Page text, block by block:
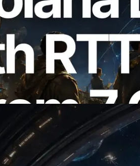
Slot API'yi 7
ping ölçümüyle
Information API